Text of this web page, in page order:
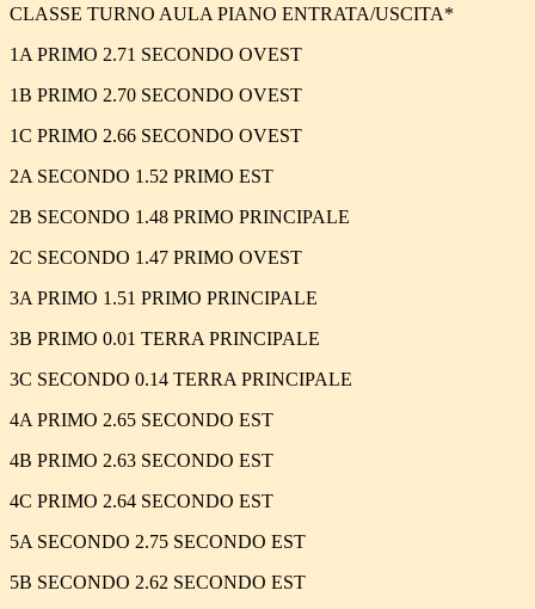
CLASSE TURNO AULA PIANO ENTRATA/USCITA*
1A PRIMO 2.71 SECONDO OVEST
1B PRIMO 2.70 SECONDO OVEST
1C PRIMO 2.66 SECONDO OVEST
2A SECONDO 1.52 PRIMO EST
2B SECONDO 1.48 PRIMO PRINCIPALE
2C SECONDO 1.47 PRIMO OVEST
3A PRIMO 1.51 PRIMO PRINCIPALE
3B PRIMO 0.01 TERRA PRINCIPALE
3C SECONDO 0.14 TERRA PRINCIPALE
4A PRIMO 2.65 SECONDO EST
4B PRIMO 2.63 SECONDO EST
4C PRIMO 2.64 SECONDO EST
5A SECONDO 2.75 SECONDO EST
5B SECONDO 2.62 SECONDO EST